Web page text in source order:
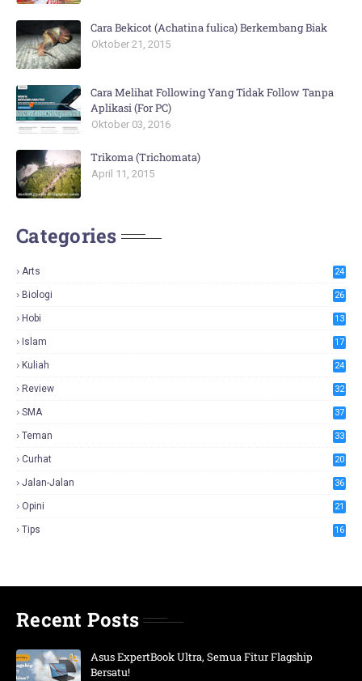
Cara Bekicot (Achatina fulica) Berkembang Biak
Oktober 21, 2015
Cara Melihat Following Yang Tidak Follow Tanpa
Aplikasi (For PC)
Oktober 03, 2016
Trikoma (Trichomata)
April 11, 2015
Categories
Arts 24
Biologi 26
Hobi 13
Islam 17
Kuliah 24
Review 32
SMA 37
Teman 33
Curhat 20
Jalan-Jalan 36
Opini 21
Tips 16
Recent Posts
Asus ExpertBook Ultra, Semua Fitur Flagship
Bersatu!